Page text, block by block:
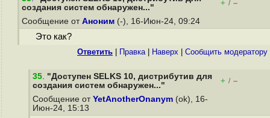
создания систем обнаружен..."
+ / –
Сообщение от Аноним (-), 16-Июн-24, 09:24
Это как?
Ответить Правка| Наверх Cообщить модератору
35. "Доступен SELKS 10, дистрибутив для
создания систем обнаружен..."
+ / –
Сообщение от YetAnotherOnanym (ok), 16-
Июн-24, 15:13